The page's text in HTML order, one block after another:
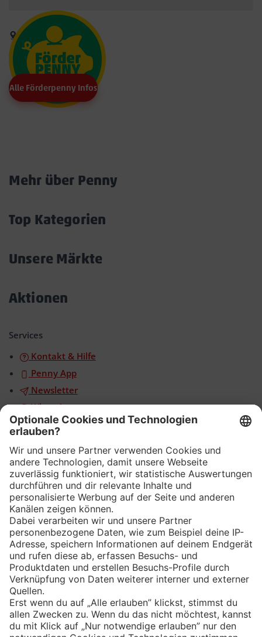
Alle Förderpenny Infos
Mehr über Penny
Top Kategorien
Unsere Märkte
Aktionen
Services
Kontakt & Hilfe
Penny App
Newsletter
WhatsApp
App
Eishockey